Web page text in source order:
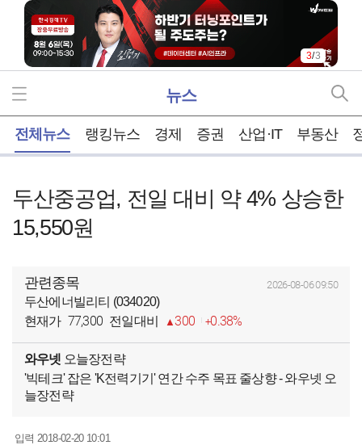
3/3
뉴스
전체뉴스 랭킹뉴스 경제 증권 산업·IT 부동산
두산중공업, 전일 대비 약 4% 상승한
15,550원
관련종목 2026-08-06 09:50
두산에너빌리티 (034020)
현재가 77,300 전일대비 300 0.38%
와우넷 오늘장전략
'빅테크' 잡은 'K전력기기' 연간 수주 목표 줄상향 - 와우넷 오
늘장전략
입력 2018-02-20 10:01